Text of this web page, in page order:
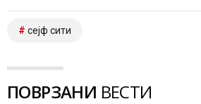
сејф сити
ПОВРЗАНИ ВЕСТИ